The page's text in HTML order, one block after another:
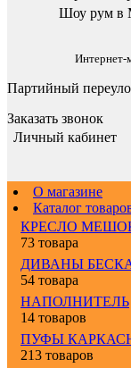
Шоу рум в
Интернет-
Партийный
Заказать звонок
Личный кабинет
О магазине
Каталог
КРЕСЛО
73 товара
ДИВАНЫ
54 товара
НАПОЛНИТЕЛЬ
14 товаров
ПУФЫ
213 товаров